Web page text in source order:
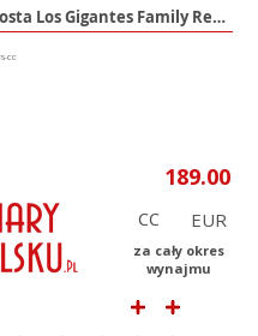
CC
za cały okres
wynajmu